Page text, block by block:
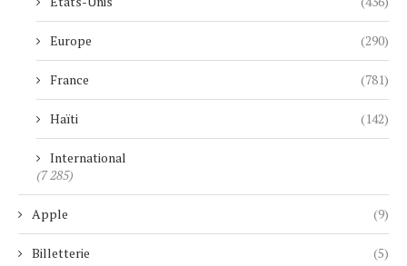
Europe (290)
France (781)
Haïti (142)
International
(7 285)
Apple (9)
Billetterie (5)